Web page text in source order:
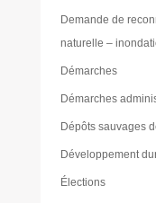
Demande de
naturelle –
Démarches
Démarches
Dépôts sauvages
Développement
Élections